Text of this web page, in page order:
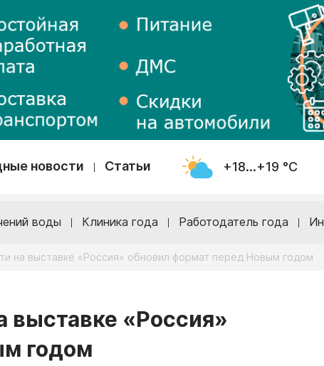
новости Статьи +18...+19 °С
воды Клиника года Работодатель года
на выставке «Россия» обновил формат перед Новым годом
выставке «Россия»
годом